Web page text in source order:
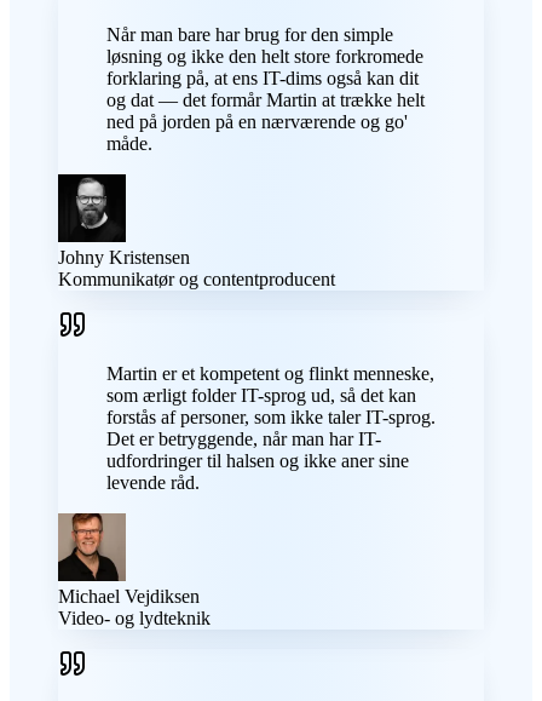
Når man bare har brug for den simple
løsning og ikke den helt store forkromede
forklaring på, at ens IT-dims også kan dit
og dat — det formår Martin at trække helt
ned på jorden på en nærværende og go'
måde.
Johny Kristensen
Kommunikatør og contentproducent
Martin er et kompetent og flinkt menneske,
som ærligt folder IT-sprog ud, så det kan
forstås af personer, som ikke taler IT-sprog.
Det er betryggende, når man har IT-
udfordringer til halsen og ikke aner sine
levende råd.
Michael Vejdiksen
Video- og lydteknik